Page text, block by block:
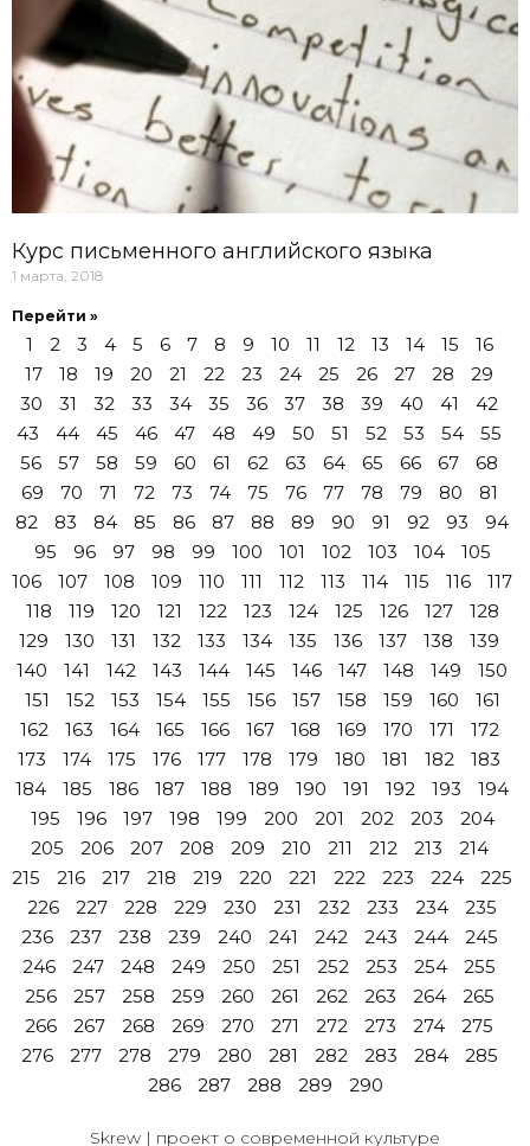
Курс письменного английского языка
1 марта, 2018
Перейти »
1 2 3 4 5 6 7 8 9 10 11 12 13 14 15
16
17
18 19 20 21 22 23 24 25 26 27 28
29
30
31 32 33 34 35 36 37 38 39 40 41
42
43
44 45 46 47 48 49 50 51 52 53 54
55
56
57 58 59 60 61 62 63 64 65 66 67
68
69
70 71 72 73 74 75 76 77 78 79 80
81
82
83 84 85 86 87 88 89 90 91 92 93
94
95
96 97 98 99 100 101 102 103 104
105
106
107 108 109 110 111 112 113 114 115 116
117
118
119 120 121 122 123 124 125 126 127
128
129
130 131 132 133 134 135 136 137 138
139
140
141 142 143 144 145 146 147 148 149
150
151
152 153 154 155 156 157 158 159 160
161
162
163 164 165 166 167 168 169 170 171
172
173
174 175 176 177 178 179 180 181 182
183
184
185 186 187 188 189 190 191 192 193
194
195
196 197 198 199 200 201 202 203
204
205
206 207 208 209 210 211 212 213
214
215
216 217 218 219 220 221 222 223 224
225
226
227 228 229 230 231 232 233 234
235
236
237 238 239 240 241 242 243 244
245
246
247 248 249 250 251 252 253 254
255
256
257 258 259 260 261 262 263 264
265
266
267 268 269 270 271 272 273 274
275
276
277 278 279 280 281 282 283 284
285
286
287 288 289 290
Skrew | проект о современной культуре